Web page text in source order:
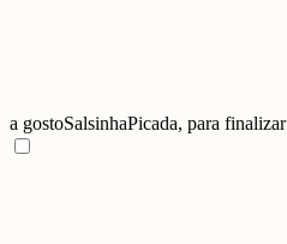
a gostoSalsinhaPicada, para finalizar